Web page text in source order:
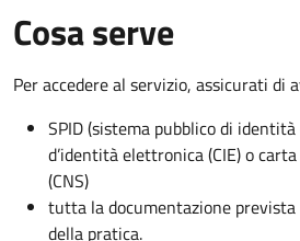
Cosa serve
Per accedere al servizio, assicurati di
SPID (sistema pubblico di
d’identità elettronica (CIE) o
(CNS)
tutta la documentazione
della pratica.